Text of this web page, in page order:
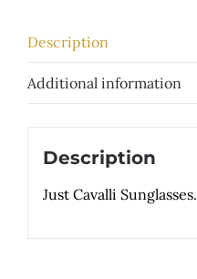
Description
Additional information
Description
Just Cavalli Sunglasses.